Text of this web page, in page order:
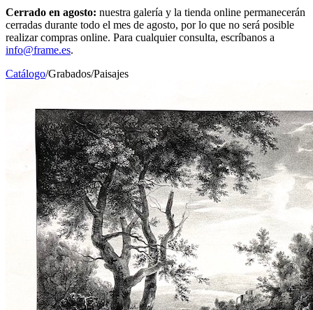
Cerrado en agosto: nuestra galería y la tienda online permanecerán
cerradas durante todo el mes de agosto, por lo que no será posible
realizar compras online. Para cualquier consulta, escríbanos a
info@frame.es.
Catálogo/Grabados/Paisajes